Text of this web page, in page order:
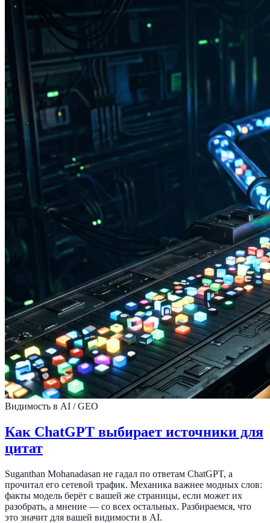
Видимость в AI / GEO
Как ChatGPT выбирает источники для
цитат
Suganthan Mohanadasan не гадал по ответам ChatGPT, а
прочитал его сетевой трафик. Механика важнее модных слов:
факты модель берёт с вашей же страницы, если может их
разобрать, а мнение — со всех остальных. Разбираемся, что
это значит для вашей видимости в AI.